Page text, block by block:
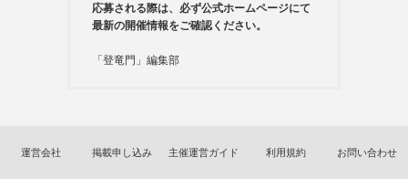
応募される際は、必ず公式ホームページにて
最新の開催情報をご確認ください。
「登竜門」編集部
運営会社 掲載申し込み 主催運営ガイド 利用規約 お問い合わせ